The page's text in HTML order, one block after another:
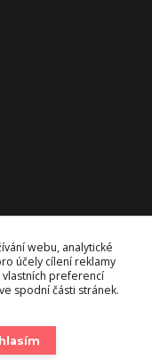
webu, analytické
účely cílení reklamy
preferencí
spodní části stránek.